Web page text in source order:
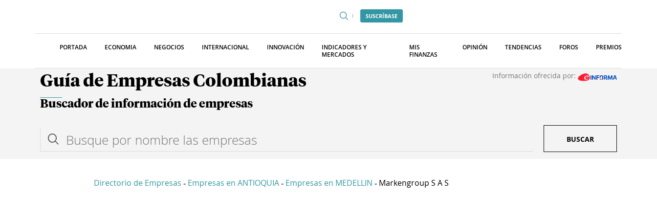
SUSCRÍBASE
PORTADA ECONOMIA NEGOCIOS INTERNACIONAL INNOVACIÓN
INDICADORES Y
MERCADOS
MIS
FINANZAS
OPINIÓN TENDENCIAS FOROS PREMIOS
Guía de Empresas Colombianas Información ofrecida por:
Buscador de información de empresas
BUSCAR
Directorio de Empresas - Empresas en ANTIOQUIA - Empresas en MEDELLIN - Markengroup S A S